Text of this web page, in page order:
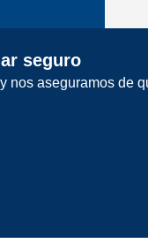
seguro
nos aseguramos de